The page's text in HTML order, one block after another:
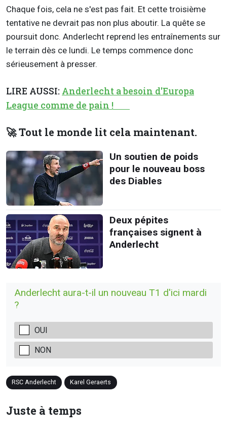
Chaque fois, cela ne s'est pas fait. Et cette troisième
tentative ne devrait pas non plus aboutir. La quête se
poursuit donc. Anderlecht reprend les entraînements sur
le terrain dès ce lundi. Le temps commence donc
sérieusement à presser.
LIRE AUSSI: Anderlecht a besoin d'Europa
League comme de pain !
🚀 Tout le monde lit cela maintenant.
Un soutien de poids
pour le nouveau boss
des Diables
Deux pépites
françaises signent à
Anderlecht
Anderlecht aura-t-il un nouveau T1 d'ici mardi
?
OUI
NON
RSC Anderlecht Karel Geraerts
Juste à temps